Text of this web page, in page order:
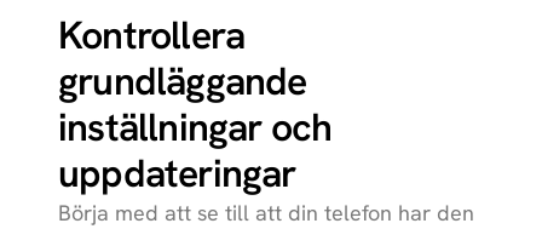
14 inch M5 (2025)
Samsung
A11+
Kontrollera
grundläggande
inställningar och
uppdateringar
Börja med att se till att din telefon har den